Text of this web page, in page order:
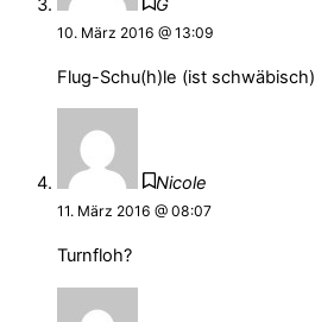
G
10. März 2016 @ 13:09
Flug-Schu(h)le (ist schwäbisch)
Nicole
11. März 2016 @ 08:07
Turnfloh?